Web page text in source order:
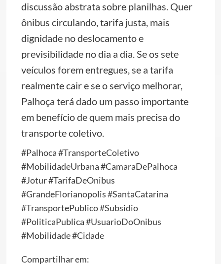
discussão abstrata sobre planilhas. Quer
ônibus circulando, tarifa justa, mais
dignidade no deslocamento e
previsibilidade no dia a dia. Se os sete
veículos forem entregues, se a tarifa
realmente cair e se o serviço melhorar,
Palhoça terá dado um passo importante
em benefício de quem mais precisa do
transporte coletivo.
#Palhoca #TransporteColetivo
#MobilidadeUrbana #CamaraDePalhoca
#Jotur #TarifaDeOnibus
#GrandeFlorianopolis #SantaCatarina
#TransportePublico #Subsidio
#PoliticaPublica #UsuarioDoOnibus
#Mobilidade #Cidade
Compartilhar em: